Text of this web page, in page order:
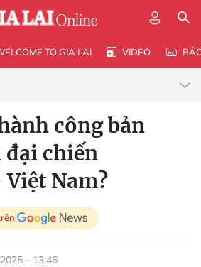
TO GIA LAI VIDEO
công bản
đại chiến
Nam?
- 13:46